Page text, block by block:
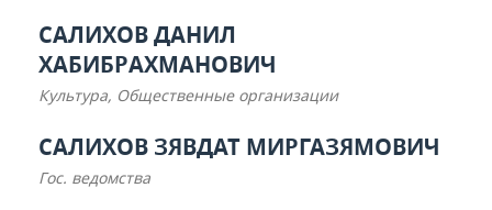
САЛИХОВ ДАНИЛ
ХАБИБРАХМАНОВИЧ
Культура, Общественные организации
САЛИХОВ ЗЯВДАТ МИРГАЗЯМОВИЧ
Гос. ведомства